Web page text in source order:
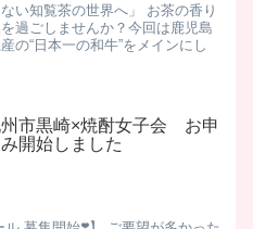
い知覧茶の世界へ」 お茶の香り
過ごしませんか？ ​ 今回は鹿児島
の“日本一の和牛”をメインにし
市黒崎×焼酎女子会 お申
開始しました